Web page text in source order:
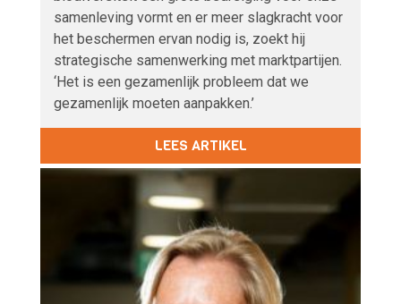
samenleving vormt en er meer slagkracht voor
het beschermen ervan nodig is, zoekt hij
strategische samenwerking met marktpartijen.
‘Het is een gezamenlijk probleem dat we
gezamenlijk moeten aanpakken.’
LEES ARTIKEL